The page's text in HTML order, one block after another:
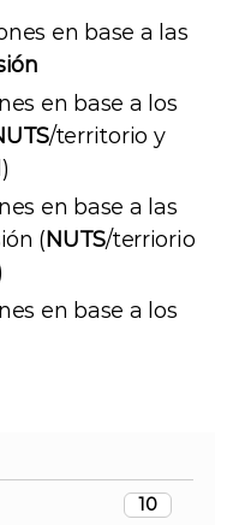
10
en base a las
en base a los
/territorio y
en base a las
(NUTS/terriorio
en base a los